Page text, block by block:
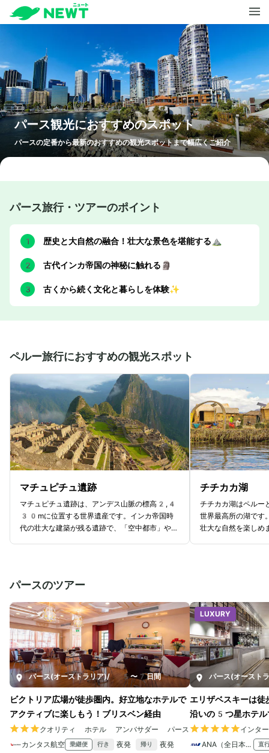
パース観光におすすめのスポット
パースの定番から最新のおすすめの観光スポットまで幅広くご紹介
パース旅行・ツアーのポイント
歴史と大自然の融合！壮大な景色を堪能する⛰️
古代インカ帝国の神秘に触れる🗿
古くから続く文化と暮らしを体験✨
ペルー旅行におすすめの観光スポット
マチュピチュ遺跡
マチュピチュ遺跡は、アンデス山脈の標高2,4
30mに位置する世界遺産です。インカ帝国時
代の壮大な建築が残る遺跡で、「空中都市」や
計、コンドルの神殿をはじめとする見どころが満
載です。遺跡全体にインカ時代の高度な建築技術
が感じられ、近くで見ると迫力たっぷり。今だに
解明されていないことが多く、謎に包まれた遺跡
として知られています。山奥に広がる壮大な遺跡
と自然の雄大さを感じられる、ペルー屈指の観光
スポットです。
チチカカ湖
チチカカ湖はペルー
世界最高所の湖で
壮大な自然を楽しめ
続けるウロス族の文
織物で有名なタキー
元の人々の古くから
ができます。非日常
光スポットです。美
触れたい方におすす
パースのツアー
パース(オーストラリア)/ 5〜7日間
ビクトリア広場が徒歩圏内。好立地なホテルで
アクティブに楽しもう！ブリスベン経由
クオリティ ホテル アンバサダー パース
カンタス航空
乗継便 行き 夜発 帰り 夜発
LUXURY
パース(オースト
エリザベスキーは徒
沿いの5つ星ホテル
インタ
ANA（全日本空輸）
直